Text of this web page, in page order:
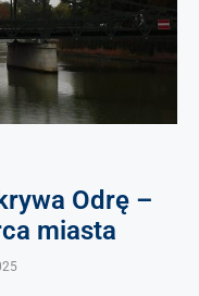
Odrę –
miasta